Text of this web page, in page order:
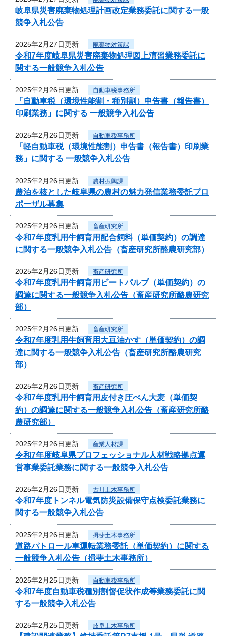
岐阜県災害廃棄物処理計画改定業務委託に関する一般
競争入札公告
2025年2月27日更新 廃棄物対策課
令和7年度岐阜県災害廃棄物処理図上演習業務委託に
関する一般競争入札公告
2025年2月26日更新 自動車税事務所
「自動車税（環境性能割・種別割）申告書（報告書）
印刷業務」に関する 一般競争入札公告
2025年2月26日更新 自動車税事務所
「軽自動車税（環境性能割）申告書（報告書）印刷業
務」に関する 一般競争入札公告
2025年2月26日更新 農村振興課
農泊を核とした岐阜県の農村の魅力発信業務委託プロ
ポーザル募集
2025年2月26日更新 畜産研究所
令和7年度乳用牛飼育用配合飼料（単価契約）の調達
に関する一般競争入札公告（畜産研究所酪農研究部）
2025年2月26日更新 畜産研究所
令和7年度乳用牛飼育用ビートパルプ（単価契約）の
調達に関する一般競争入札公告（畜産研究所酪農研究
部）
2025年2月26日更新 畜産研究所
令和7年度乳用牛飼育用大豆油かす（単価契約）の調
達に関する一般競争入札公告（畜産研究所酪農研究
部）
2025年2月26日更新 畜産研究所
令和7年度乳用牛飼育用皮付き圧ぺん大麦（単価契
約）の調達に関する一般競争入札公告（畜産研究所酪
農研究部）
2025年2月26日更新 産業人材課
令和7年度岐阜県プロフェッショナル人材戦略拠点運
営事業委託業務に関する一般競争入札公告
2025年2月26日更新 古川土木事務所
令和7年度トンネル電気防災設備保守点検委託業務に
関する一般競争入札公告
2025年2月26日更新 揖斐土木事務所
道路パトロール車運転業務委託（単価契約）に関する
一般競争入札公告（揖斐土木事務所）
2025年2月25日更新 自動車税事務所
令和7年度自動車税種別割督促状作成等業務委託に関
する一般競争入札公告
2025年2月25日更新 岐阜土木事務所